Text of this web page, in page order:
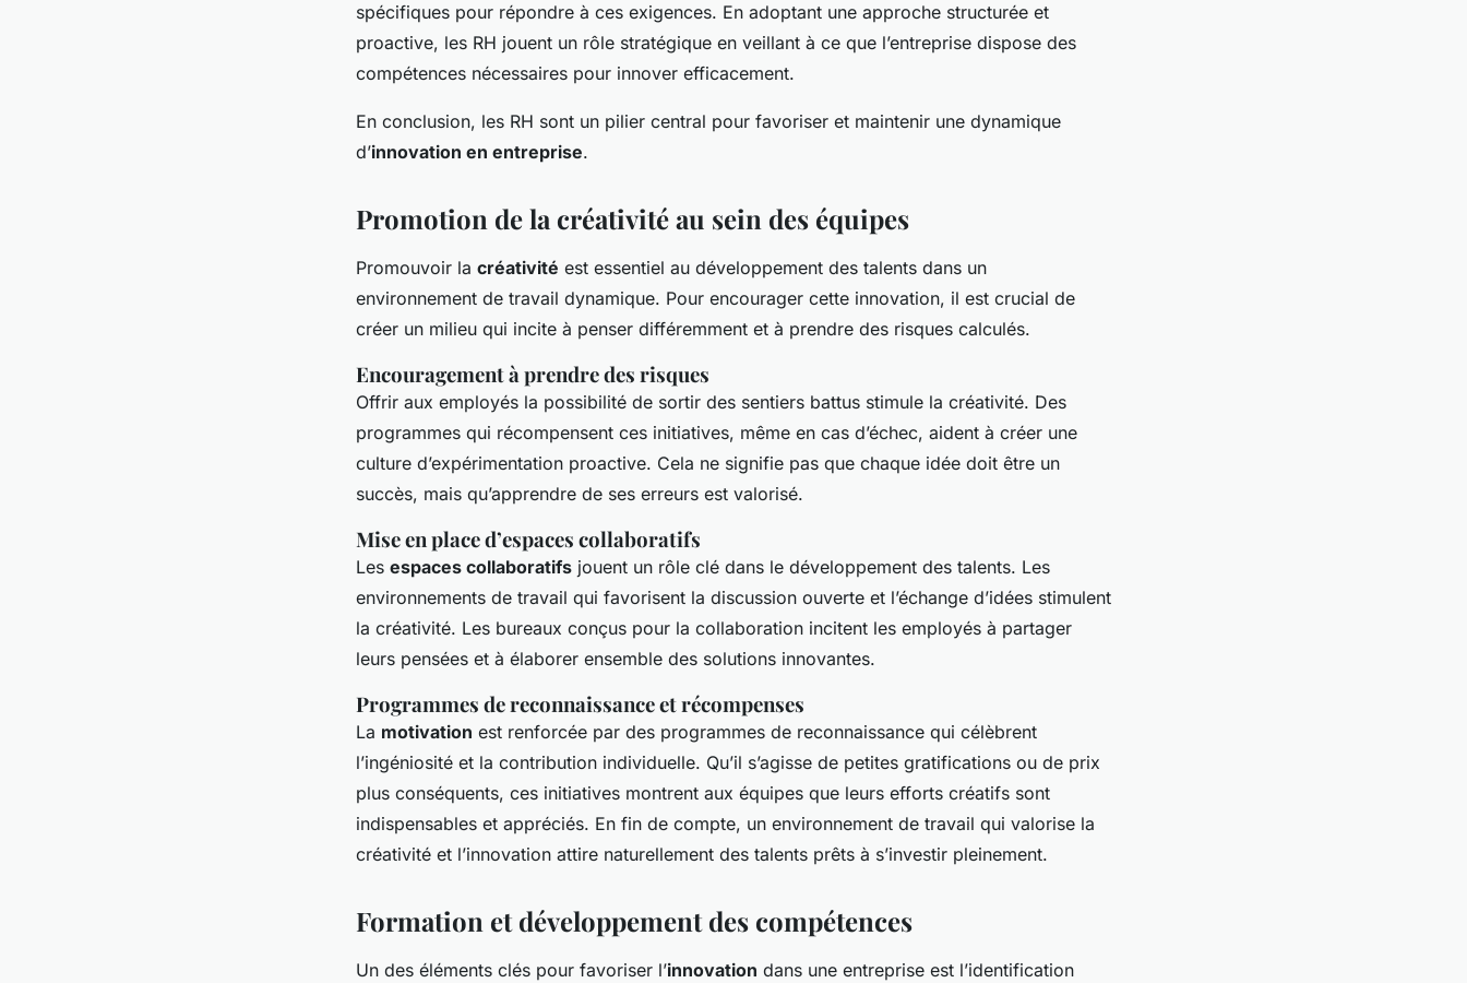
spécifiques pour répondre à ces exigences. En adoptant une approche structurée et
proactive, les RH jouent un rôle stratégique en veillant à ce que l’entreprise dispose des
compétences nécessaires pour innover efficacement.
En conclusion, les RH sont un pilier central pour favoriser et maintenir une dynamique
d’innovation en entreprise.
Promotion de la créativité au sein des équipes
Promouvoir la créativité est essentiel au développement des talents dans un
environnement de travail dynamique. Pour encourager cette innovation, il est crucial de
créer un milieu qui incite à penser différemment et à prendre des risques calculés.
Encouragement à prendre des risques
Offrir aux employés la possibilité de sortir des sentiers battus stimule la créativité. Des
programmes qui récompensent ces initiatives, même en cas d’échec, aident à créer une
culture d’expérimentation proactive. Cela ne signifie pas que chaque idée doit être un
succès, mais qu’apprendre de ses erreurs est valorisé.
Mise en place d’espaces collaboratifs
Les espaces collaboratifs jouent un rôle clé dans le développement des talents. Les
environnements de travail qui favorisent la discussion ouverte et l’échange d’idées stimulent
la créativité. Les bureaux conçus pour la collaboration incitent les employés à partager
leurs pensées et à élaborer ensemble des solutions innovantes.
Programmes de reconnaissance et récompenses
La motivation est renforcée par des programmes de reconnaissance qui célèbrent
l’ingéniosité et la contribution individuelle. Qu’il s’agisse de petites gratifications ou de prix
plus conséquents, ces initiatives montrent aux équipes que leurs efforts créatifs sont
indispensables et appréciés. En fin de compte, un environnement de travail qui valorise la
créativité et l’innovation attire naturellement des talents prêts à s’investir pleinement.
Formation et développement des compétences
Un des éléments clés pour favoriser l’innovation dans une entreprise est l’identification